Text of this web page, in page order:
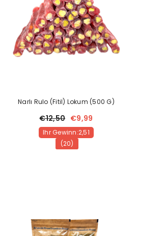
Narlı Rulo (Fitil) Lokum (500 G)
€12,50 €9,99
Ihr Gewinn:2,51
(20)